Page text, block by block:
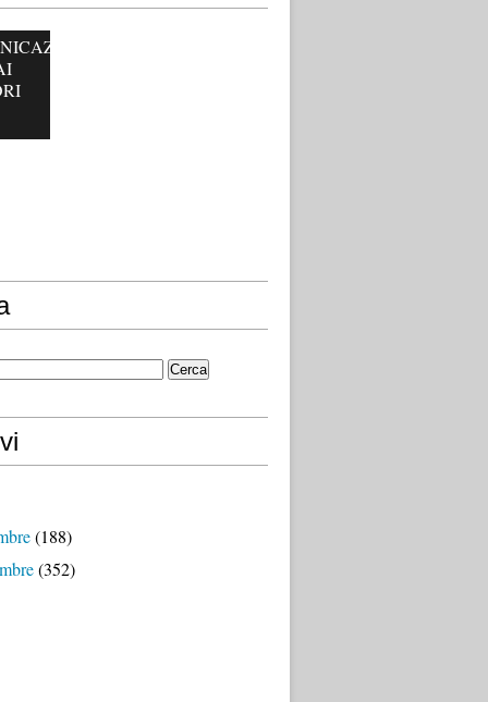
(188)
(352)